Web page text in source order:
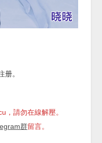
册。
，請勿在線解壓。
群留言。